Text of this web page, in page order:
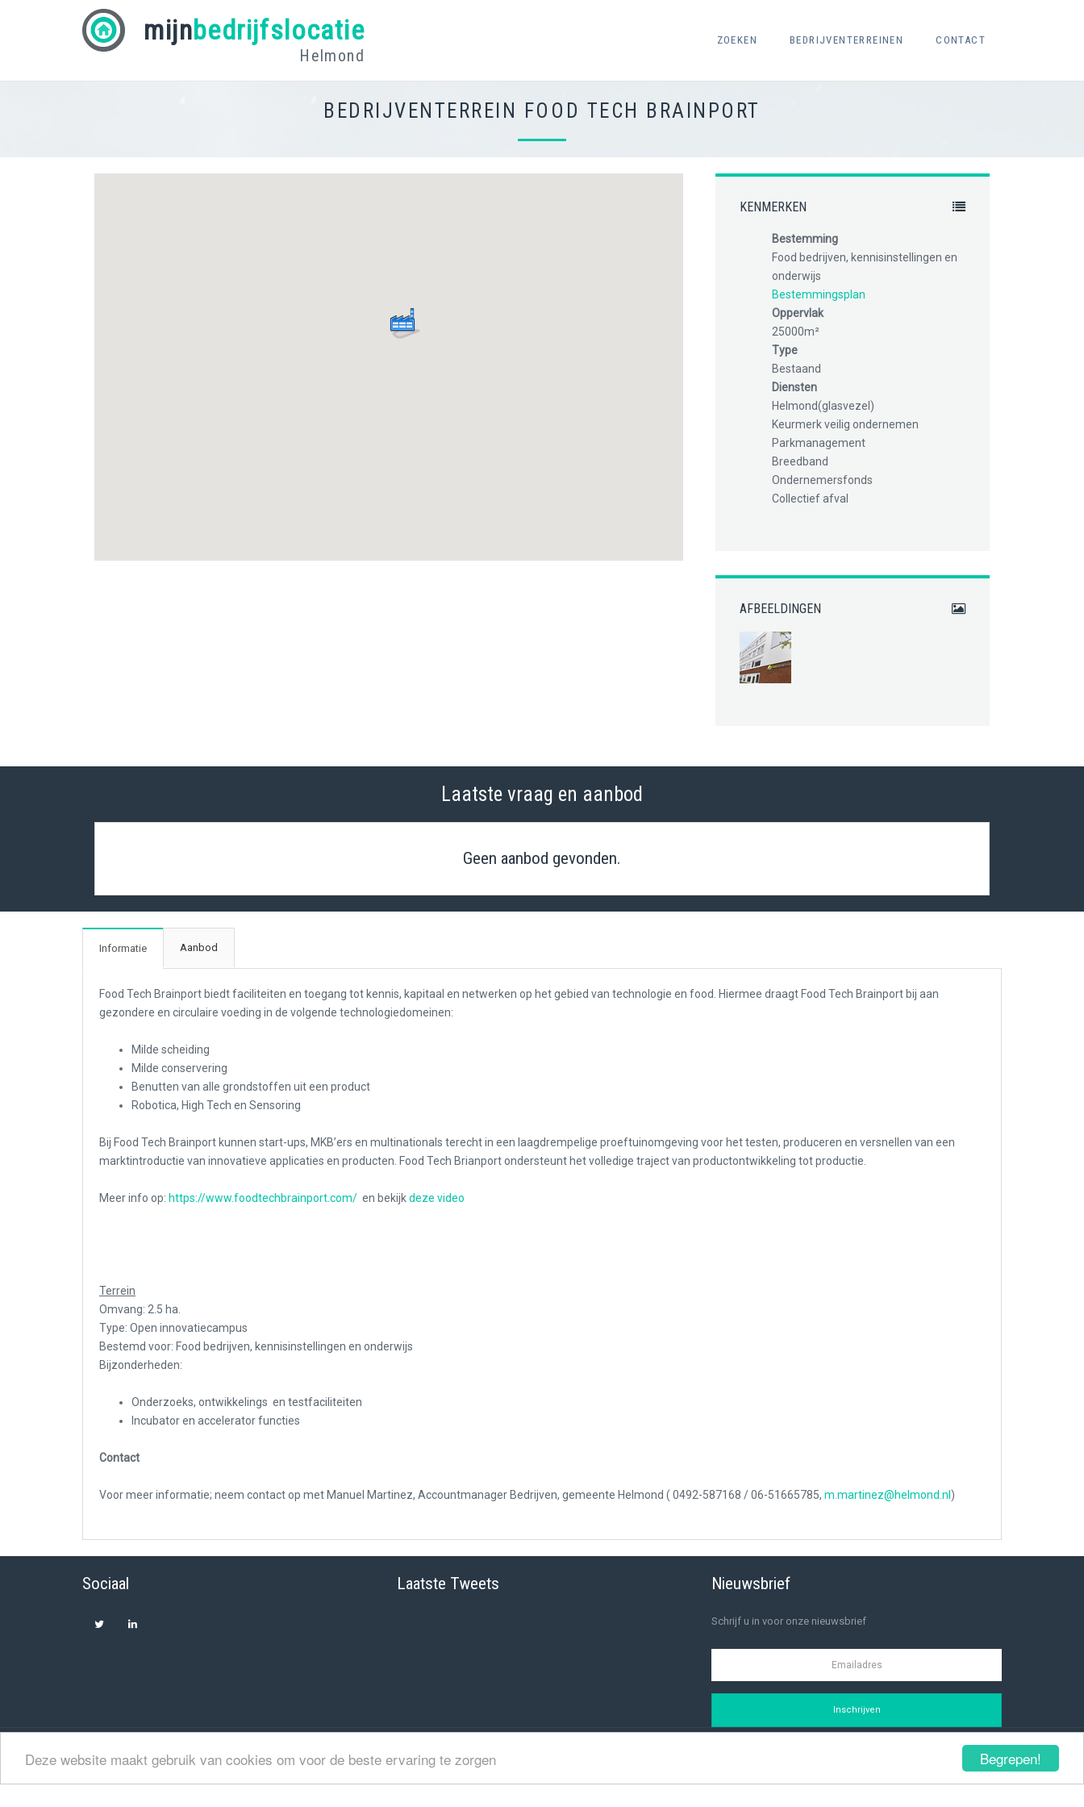
Begrepen!
Deze website maakt gebruik van cookies om voor de beste ervaring te zorgen
mijnbedrijfslocatie
Helmond
ZOEKEN BEDRIJVENTERREINEN CONTACT
BEDRIJVENTERREIN FOOD TECH BRAINPORT
KENMERKEN
Bestemming
Food bedrijven, kennisinstellingen en
onderwijs
Bestemmingsplan
Oppervlak
25000m²
Type
Bestaand
Diensten
Helmond(glasvezel)
Keurmerk veilig ondernemen
Parkmanagement
Breedband
Ondernemersfonds
Collectief afval
AFBEELDINGEN
Laatste vraag en aanbod
Geen aanbod gevonden.
Informatie Aanbod
Food Tech Brainport biedt faciliteiten en toegang tot kennis, kapitaal en netwerken op het gebied van technologie en food. Hiermee draagt Food Tech Brainport bij aan
gezondere en circulaire voeding in de volgende technologiedomeinen:
Milde scheiding
Milde conservering
Benutten van alle grondstoffen uit een product
Robotica, High Tech en Sensoring
Bij Food Tech Brainport kunnen start-ups, MKB’ers en multinationals terecht in een laagdrempelige proeftuinomgeving voor het testen, produceren en versnellen van een
marktintroductie van innovatieve applicaties en producten. Food Tech Brianport ondersteunt het volledige traject van productontwikkeling tot productie.
Meer info op: https://www.foodtechbrainport.com/ en bekijkdeze video
Terrein
Omvang: 2.5 ha.
Type: Open innovatiecampus
Bestemd voor: Food bedrijven, kennisinstellingen en onderwijs
Bijzonderheden:
Onderzoeks, ontwikkelings en testfaciliteiten
Incubator en accelerator functies
Contact
Voor meer informatie; neem contact op met Manuel Martinez, Accountmanager Bedrijven, gemeente Helmond ( 0492-587168 / 06-51665785, m.martinez@helmond.nl )
Sociaal Laatste Tweets Nieuwsbrief
Schrijf u in voor onze nieuwsbrief
Inschrijven
© 2026 Alle rechten voorbehouden - Twinvision Software Aanmelden